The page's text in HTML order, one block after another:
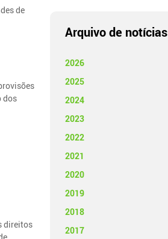
de
dos
direitos
Arquivo de notícias
2026
2025
2024
2023
2022
2021
2020
2019
2018
2017